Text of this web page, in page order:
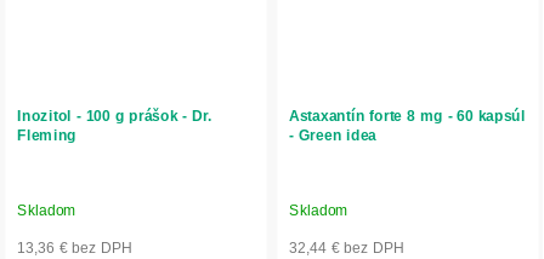
Inozitol - 100 g prášok - Dr.
Fleming
Skladom
13,36 € bez DPH
Astaxantín forte 8 mg - 60 kapsúl
- Green idea
Skladom
32,44 € bez DPH